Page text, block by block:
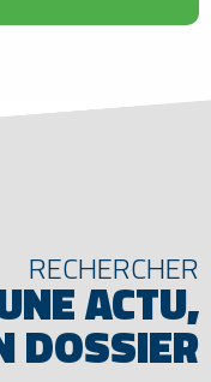
RECHERCHER
ACTU,
DOSSIER